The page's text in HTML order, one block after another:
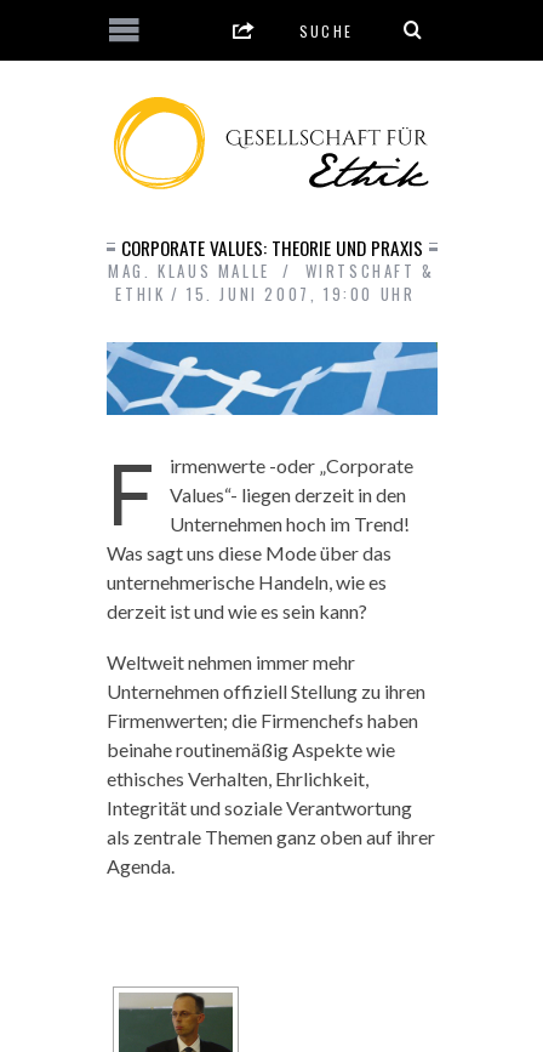
CORPORATE VALUES: THEORIE UND PRAXIS
MAG. KLAUS MALLE
WIRTSCHAFT &
ETHIK
15. JUNI 2007, 19:00 UHR
F
irmenwerte -oder „Corporate
Values“- liegen derzeit in den
Unternehmen hoch im Trend!
Was sagt uns diese Mode über das
unternehmerische Handeln, wie es
derzeit ist und wie es sein kann?
Weltweit nehmen immer mehr
Unternehmen offiziell Stellung zu ihren
Firmenwerten; die Firmenchefs haben
beinahe routinemäßig Aspekte wie
ethisches Verhalten, Ehrlichkeit,
Integrität und soziale Verantwortung
als zentrale Themen ganz oben auf ihrer
Agenda.